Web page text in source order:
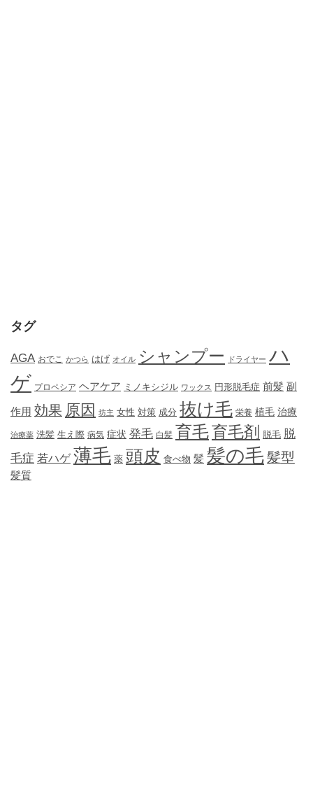
タグ
AGA おでこ かつら はげ オイル シャンプー ドライヤー ハ
ゲ プロペシア ヘアケア ミノキシジル ワックス 円形脱毛症 前髪 副
作用 効果 原因 坊主 女性 対策 成分 抜け毛 栄養 植毛 治療
治療薬 洗髪 生え際 病気 症状 発毛 白髪 育毛育毛剤 脱毛 脱
毛症 若ハゲ 薄毛 薬 頭皮 食べ物 髪 髪の毛髪型
髪質